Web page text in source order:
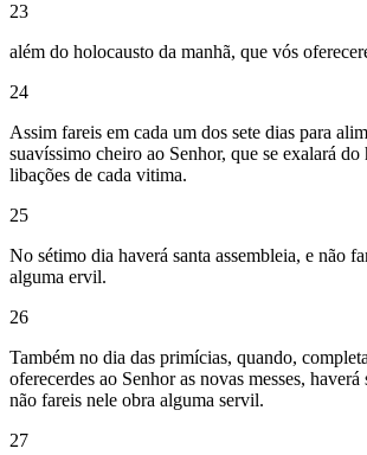
23
além do holocausto da manhã, que vós
24
Assim fareis em cada um dos sete dias para
suavíssimo cheiro ao Senhor, que se exalará do
libações de cada vitima.
25
No sétimo dia haverá santa assembleia, e não
alguma ervil.
26
Também no dia das primícias, quando,
oferecerdes ao Senhor as novas messes, haverá
não fareis nele obra alguma servil.
27